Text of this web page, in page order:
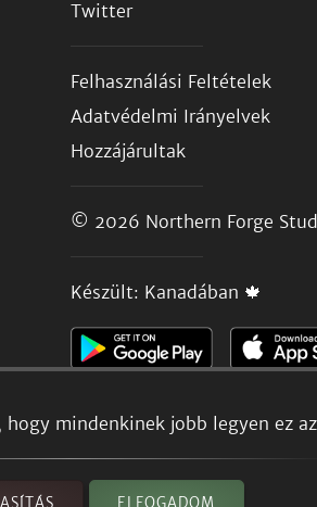
mindenkinek jobb legyen ez
ELFOGADOM
Twitter
Felhasználási Feltételek
Adatvédelmi Irányelvek
Hozzájárultak
© 2026 Northern Forge
Készült: Kanadában 🍁